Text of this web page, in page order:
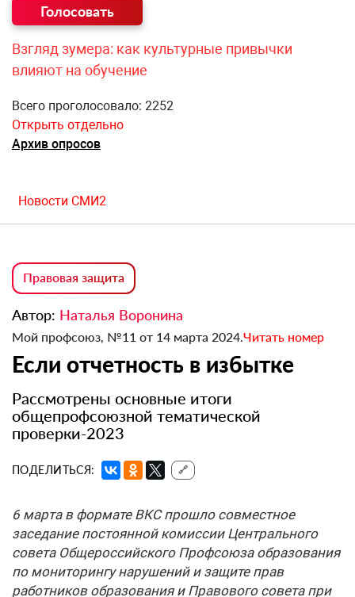
Взгляд зумера: как культурные привычки
влияют на обучение
Всего проголосовало: 2252
Открыть отдельно
Архив опросов
Новости СМИ2
Правовая защита
Автор: Наталья Воронина
Мой профсоюз, №11 от 14 марта 2024.Читать номер
Если отчетность в избытке
Рассмотрены основные итоги
общепрофсоюзной тематической
проверки-2023
ПОДЕЛИТЬСЯ: 🔗
6 марта в формате ВКС прошло совместное
заседание постоянной комиссии Центрального
совета Общероссийского Профсоюза образования
по мониторингу нарушений и защите прав
работников образования и Правового совета при